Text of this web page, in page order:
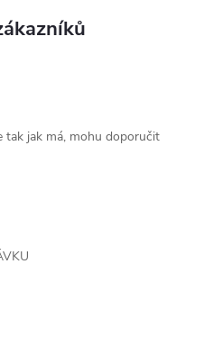
tak jak má, mohu doporučit